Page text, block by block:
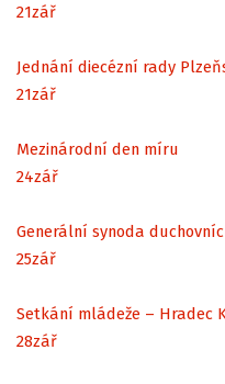
21zář
Jednání diecézní rady
21zář
Mezinárodní den míru
24zář
Generální synoda
25zář
Setkání mládeže – Hradec
28zář